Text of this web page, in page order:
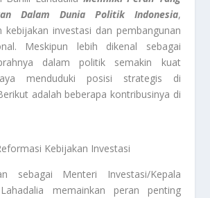
Dalam Dunia Politik Indonesia,
kebijakan investasi dan pembangunan
Meskipun lebih dikenal sebagai
dalam politik semakin kuat
menduduki posisi strategis di
adalah beberapa kontribusinya di
Kebijakan Investasi
sebagai Menteri Investasi/Kepala
memainkan peran penting